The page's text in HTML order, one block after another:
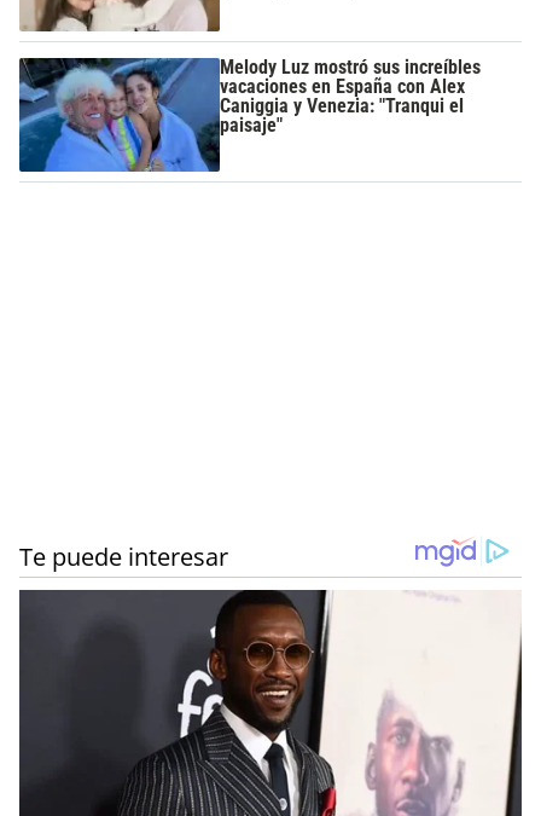
Melody Luz mostró sus increíbles
vacaciones en España con Alex
Caniggia y Venezia: "Tranqui el
paisaje"